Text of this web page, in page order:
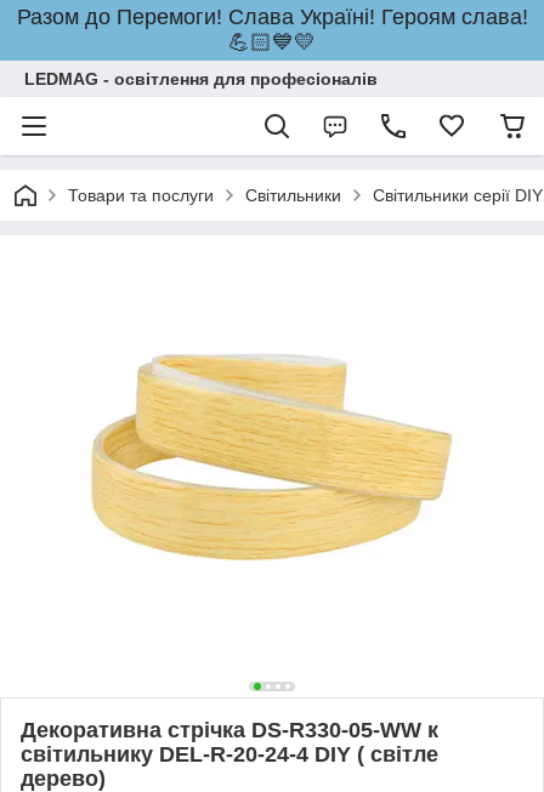
Разом до Перемоги! Слава Україні! Героям слава!
💪🏻💙💛
LEDMAG - освітлення для професіоналів
Товари та послуги Світильники Світильники серії DIY
Декоративна стрічка DS-R330-05-WW к
світильнику DEL-R-20-24-4 DIY ( світле
дерево)